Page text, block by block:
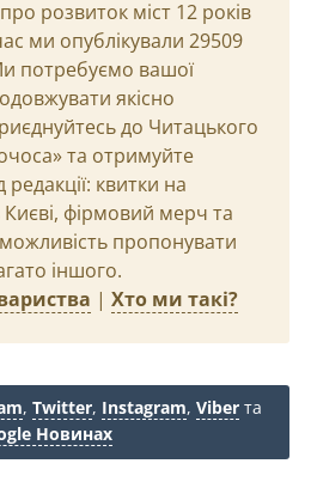
розвиток міст 12 років
ми опублікували 29509
потребуємо вашої
якісно
до Читацького
та отримуйте
квитки на
Києві, фірмовий мерч та
пропонувати
іншого.
| Хто ми такі?
, Twitter, Instagram, Viber та
Новинах